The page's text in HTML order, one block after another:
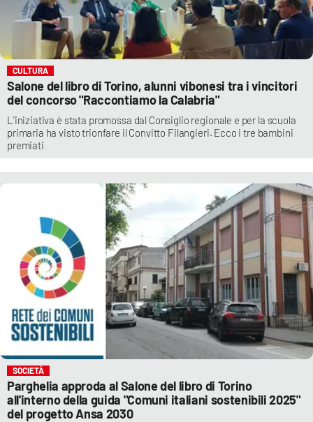
CULTURA
Salone del libro di Torino, alunni vibonesi tra i vincitori
del concorso "Raccontiamo la Calabria"
L'iniziativa è stata promossa dal Consiglio regionale e per la scuola
primaria ha visto trionfare il Convitto Filangieri. Ecco i tre bambini
premiati
SOCIETÀ
Parghelia approda al Salone del libro di Torino
all'interno della guida "Comuni italiani sostenibili 2025"
del progetto Ansa 2030